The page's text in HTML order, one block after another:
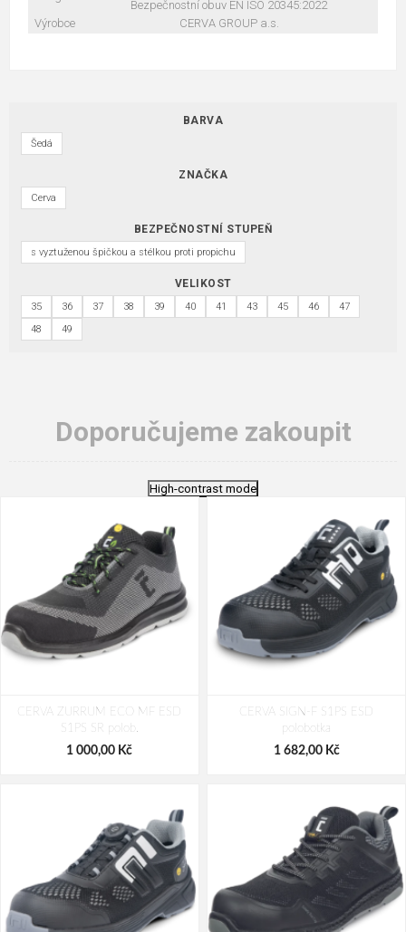
Bezpečnostní obuv EN ISO 20345:2022
Výrobce
CERVA GROUP a.s.
BARVA
Šedá
ZNAČKA
Cerva
BEZPEČNOSTNÍ STUPEŇ
s vyztuženou špičkou a stélkou proti propichu
VELIKOST
35 36 37 38 39 40 41 43 45 46
47
48
49
Doporučujeme zakoupit
High-contrast mode
CERVA ZURRUM ECO MF ESD
S1PS SR polob.
1 000,00 Kč
CERVA SIGN-F S1PS ESD
polobotka
1 682,00 Kč